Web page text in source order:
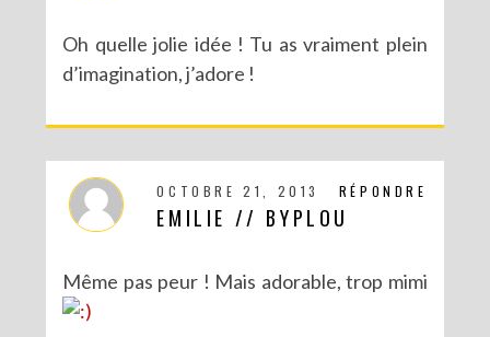
Oh quelle jolie idée ! Tu as vraiment plein
d’imagination, j’adore !
RÉPONDRE
OCTOBRE 21, 2013
EMILIE // BYPLOU
Même pas peur ! Mais adorable, trop mimi